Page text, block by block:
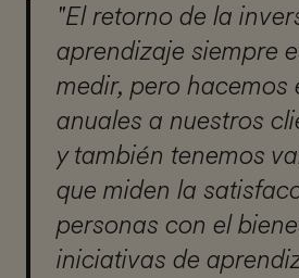
"El retorno de la
aprendizaje siempre
medir, pero hacemos
anuales a nuestros
y también tenemos
que miden la
personas con el
iniciativas de